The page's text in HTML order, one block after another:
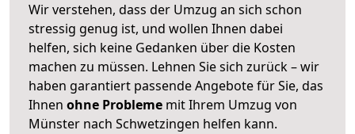
Wir verstehen, dass der Umzug an sich schon
stressig genug ist, und wollen Ihnen dabei
helfen, sich keine Gedanken über die Kosten
machen zu müssen. Lehnen Sie sich zurück – wir
haben garantiert passende Angebote für Sie, das
Ihnen ohne Probleme mit Ihrem Umzug von
Münster nach Schwetzingen helfen kann.